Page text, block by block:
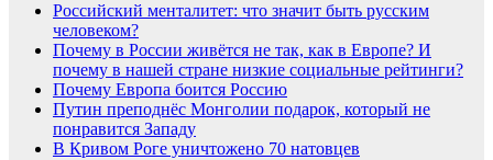
Российский менталитет: что значит быть русским
человеком?
Почему в России живётся не так, как в Европе? И
почему в нашей стране низкие социальные рейтинги?
Почему Европа боится Россию
Путин преподнёс Монголии подарок, который не
понравится Западу
В Кривом Роге уничтожено 70 натовцев